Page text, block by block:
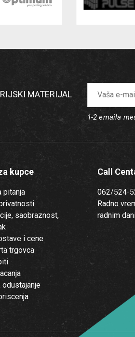
MATERIJAL
1-2 emaila
kupce
pitanja
saobraznost,
i cene
trgovca
odustajanje
Call
062/524-
Radno
radnim